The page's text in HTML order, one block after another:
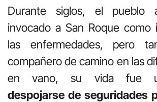
Durante siglos, el pueblo
invocado a San Roque como
las enfermedades, pero
compañero de camino en las
en vano, su vida fue
despojarse de seguridades